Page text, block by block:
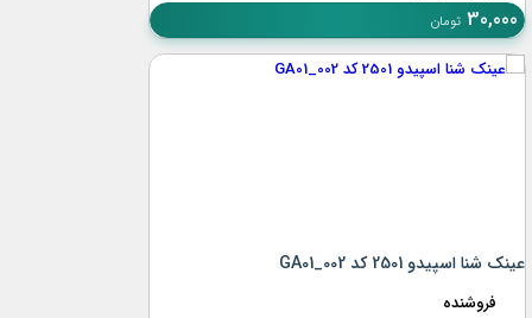
30,000 تومان
عینک شنا اسپیدو 2501 کد GA01_002
فروشنده